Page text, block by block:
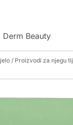
Derm Beauty
/ Proizvodi za njegu